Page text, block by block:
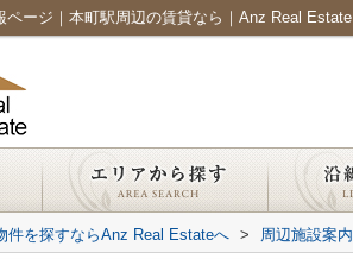
ページ｜本町駅周辺の賃貸なら｜Anz Real Estate
件を探すならAnz Real Estateへ > 周辺施設案内